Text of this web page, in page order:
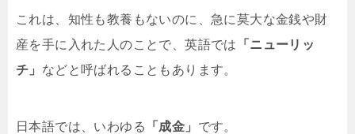
これは、知性も教養もないのに、急に莫大な金銭や財
産を手に入れた人のことで、英語では
「ニューリッ
チ」 などと呼ばれることもあります。
日本語では、いわゆる 「成金」 です。